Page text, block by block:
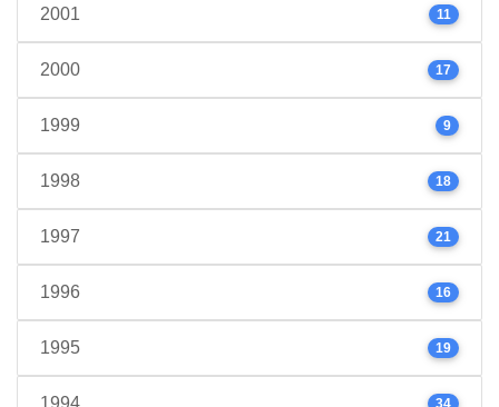
2001 11
2000 17
1999 9
1998 18
1997 21
1996 16
1995 19
1994 34